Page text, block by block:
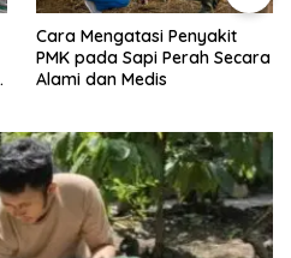
Cara Mengatasi Penyakit
PMK pada Sapi Perah Secara
Alami dan Medis